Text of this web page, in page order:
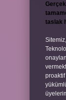
taslak